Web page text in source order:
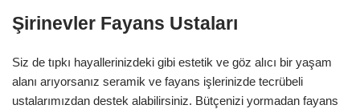
Şirinevler Fayans Ustaları
Siz de tıpkı hayallerinizdeki gibi estetik ve göz alıcı bir yaşam
alanı arıyorsanız seramik ve fayans işlerinizde tecrübeli
ustalarımızdan destek alabilirsiniz. Bütçenizi yormadan fayans